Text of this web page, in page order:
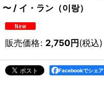
〜 / イ・ラン（이랑）
販売価格: 2,750円(税込)
Facebookでシェア